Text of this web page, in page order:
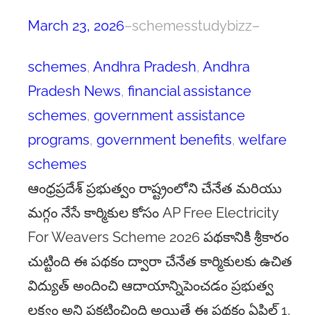
March 23, 2026–schemesstudybizz–
schemes, Andhra Pradesh, Andhra
Pradesh News, financial assistance
schemes, government assistance
programs, government benefits, welfare
schemes
ఆంధ్రప్రదేశ్ ప్రభుత్వం రాష్ట్రంలోని చేనేత మరియు
మగ్గం నేసే కార్మికుల కోసం AP Free Electricity
For Weavers Scheme 2026 పథకానికి శ్రీకారం
చుట్టింది ఈ పథకం ద్వారా చేనేత కార్మికులకు ఉచిత
విద్యుత్ అందించి ఆదాయాన్నిపెంచడం ప్రభుత్వ
లక్ష్యం అని ప్రకటించింది అయితే ఈ పథకం ఏప్రిల్ 1,